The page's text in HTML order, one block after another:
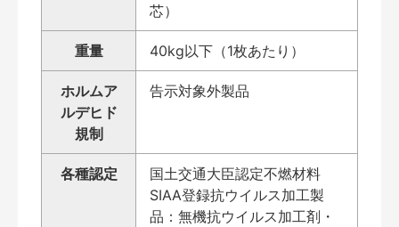
芯）
重量 40kg以下（1枚あたり）
ホルムア
ルデヒド
規制
告示対象外製品
各種認定
国土交通大臣認定不燃材料
SIAA登録抗ウイルス加工製
品：無機抗ウイルス加工剤・